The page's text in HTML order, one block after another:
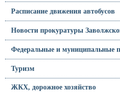
Расписание движения автобусов
Новости прокуратуры
Федеральные и муниципальные
Туризм
ЖКХ, дорожное хозяйство